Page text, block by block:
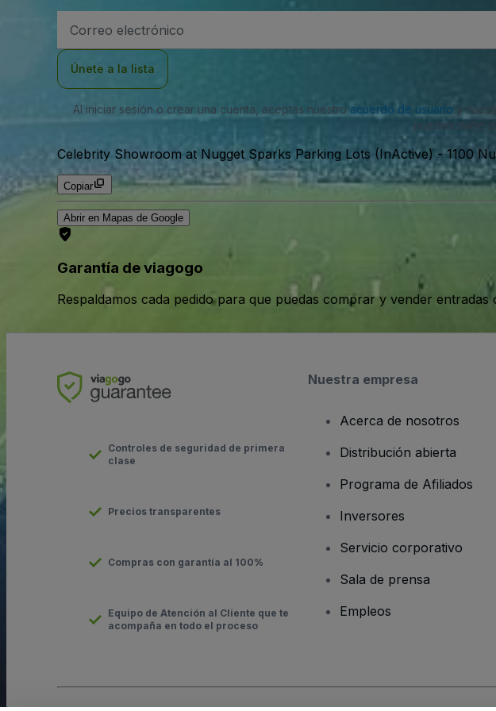
de
Únete a la lista
Al iniciar sesión o crear una cuenta, aceptas nuestro acuerdo de usuario
puedes darte
Celebrity Showroom at Nugget Sparks Parking Lots (InActive) -1100
Copiar
Abrir en Mapas de Google
Garantía de viagogo
Respaldamos cada pedido para que puedas comprar y vender entradas
Controles de seguridad de primera
clase
Precios transparentes
Compras con garantía al 100%
Equipo de Atención al Cliente que te
acompaña en todo el proceso
Nuestra empresa
Acerca de nosotros
Distribución abierta
Programa de Afiliados
Inversores
Servicio corporativo
Sala de prensa
Empleos